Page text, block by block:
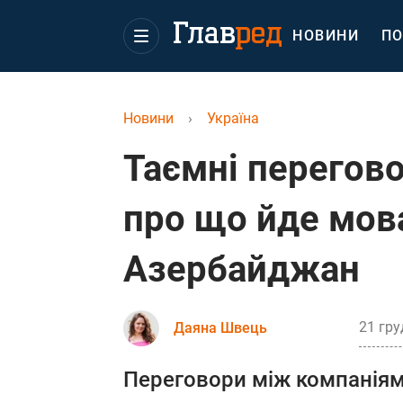
НОВИНИ
Новини › Україна
Таємні
про що йде
Азербайджан
Даяна Швець 21
Переговори між